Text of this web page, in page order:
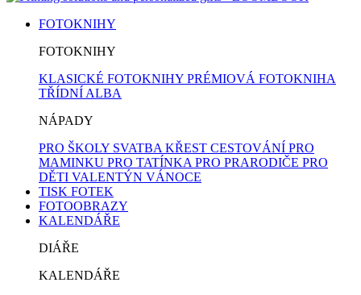
FOTOKNIHY
FOTOKNIHY
KLASICKÉ FOTOKNIHY PRÉMIOVÁ FOTOKNIHA
TŘÍDNÍ ALBA
NÁPADY
PRO ŠKOLY SVATBA KŘEST CESTOVÁNÍ PRO
MAMINKU PRO TATÍNKA PRO PRARODIČE PRO
DĚTI VALENTÝN VÁNOCE
TISK FOTEK
FOTOOBRAZY
KALENDÁŘE
DIÁŘE
KALENDÁŘE